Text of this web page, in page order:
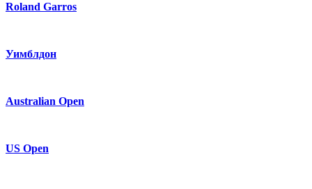
Roland Garros
Уимблдон
Australian Open
US Open